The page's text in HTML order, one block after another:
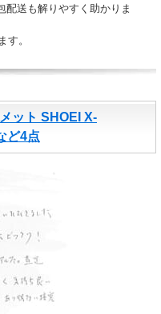
配送も解りやすく助かりま
す。
ット SHOEI X-
ど4点